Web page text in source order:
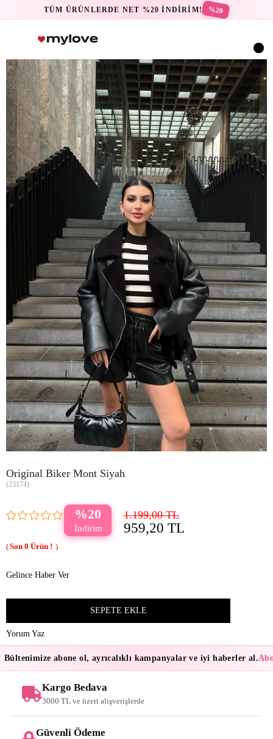
TÜM ÜRÜNLERDE NET %20 İNDİRİM! %20
Original Biker Mont Siyah
(23174)
20 1.199,00 TL
959,20 TL
0
Gelince Haber Ver
Yorum Yaz
abone ol, ayrıcalıklı kampanyalar ve iyi haberler al.
Kargo Bedava
3000 TL ve üzeri alışverişlerde
Güvenli Ödeme